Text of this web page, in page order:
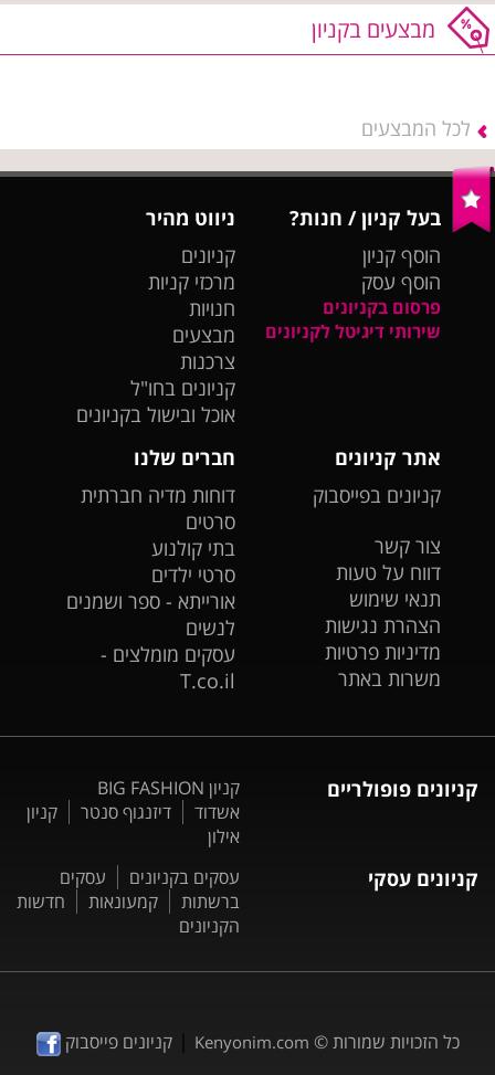
מבצעים בקניון
לכל המבצעים
בעל קניון / חנות?
הוסף קניון
הוסף עסק
פרסום בקניונים
שירותי דיגיטל לקניונים
ניווט מהיר
קניונים
מרכזי קניות
חנויות
מבצעים
צרכנות
קניונים בחו"ל
אוכל ובישול בקניונים
אתר קניונים
קניונים בפייסבוק
צור קשר
דווח על טעות
תנאי שימוש
הצהרת נגישות
מדיניות פרטיות
משרות באתר
חברים שלנו
דוחות מדיה חברתית
סרטים
בתי קולנוע
סרטי ילדים
אורייתא - ספר ושמנים
לנשים
עסקים מומלצים -
T.co.il
קניונים פופולריים
קניון BIG FASHION
אשדוד
דיזנגוף סנטר
קניון
אילון
קניונים עסקי עסקים בקניונים
עסקים
ברשתות
קמעונאות
חדשות
הקניונים
כל הזכויות שמורות © Kenyonim.com
|קניונים פייסבוק